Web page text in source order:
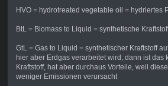
HVO = hydrotreated vegetable oil = hydriertes
BtL = Biomass to Liquid = synthetische
GtL = Gas to Liquid = synthetischer Kraftstoff
hier aber Erdgas verarbeitet wird, dann ist das
Kraftstoff, hat aber durchaus Vorteile, weil
weniger Emissionen verursacht